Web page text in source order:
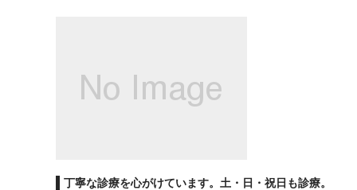
東区
丁寧な診療を心がけています。土・日・祝日も診療。